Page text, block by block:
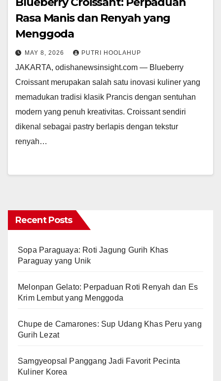
Rasa Manis dan Renyah yang
Menggoda
MAY 8, 2026 PUTRI HOOLAHUP
JAKARTA, odishanewsinsight.com — Blueberry
Croissant merupakan salah satu inovasi kuliner yang
memadukan tradisi klasik Prancis dengan sentuhan
modern yang penuh kreativitas. Croissant sendiri
dikenal sebagai pastry berlapis dengan tekstur
renyah…
Recent Posts
Sopa Paraguaya: Roti Jagung Gurih Khas
Paraguay yang Unik
Melonpan Gelato: Perpaduan Roti Renyah dan Es
Krim Lembut yang Menggoda
Chupe de Camarones: Sup Udang Khas Peru yang
Gurih Lezat
Samgyeopsal Panggang Jadi Favorit Pecinta
Kuliner Korea